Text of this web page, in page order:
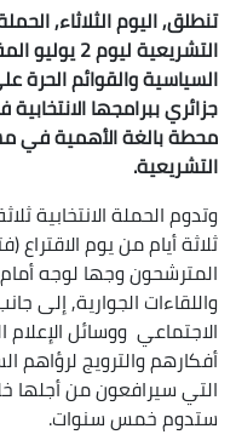
تنطلق, اليوم الثلاثاء, الحملة
التشريعية ليوم
جزائري ببرامجها
محطة بالغة الأهمية في
التشريعية.
وتدوم الحملة الانتخابية
ثلاثة أيام من يوم
المترشحون وجها لوجه
واللقاءات الجوارية, إلى
الاجتماعي ووسائل
أفكارهم والترويج لرؤاهم
التي سيرافعون من أجلها
ستدوم خمس سنوات.